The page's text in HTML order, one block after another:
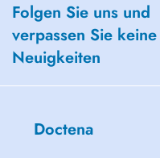
Folgen Sie uns und
verpassen Sie keine
Neuigkeiten
Doctena